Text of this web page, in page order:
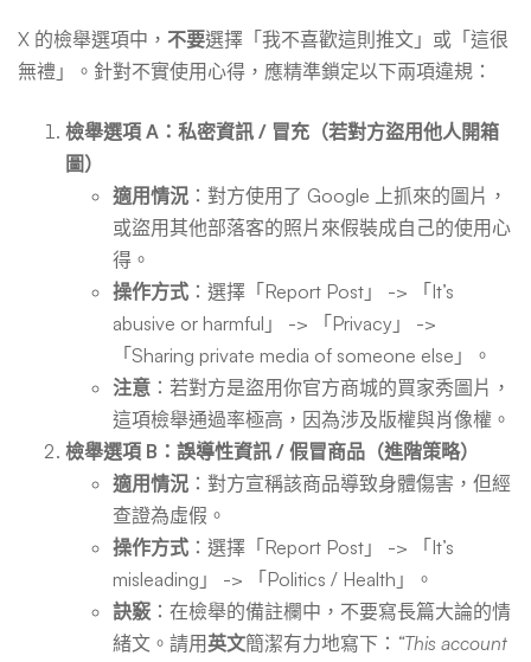
X 的檢舉選項中， 不要選擇「我不喜歡這則推文」或「這很
無禮」。針對不實使用心得，應精準鎖定以下兩項違規：
檢舉選項 A：私密資訊 / 冒充（若對方盜用他人開箱
圖）
適用情況 ：對方使用了 Google 上抓來的圖片，
或盜用其他部落客的照片來假裝成自己的使用心
得。
操作方式 ：選擇「Report Post」 -> 「It’s
abusive or harmful」 -> 「Privacy」 ->
「Sharing private media of someone else」。
注意 ：若對方是盜用你官方商城的買家秀圖片，
這項檢舉通過率極高，因為涉及版權與肖像權。
檢舉選項 B：誤導性資訊 / 假冒商品（進階策略）
適用情況 ：對方宣稱該商品導致身體傷害，但經
查證為虛假。
操作方式 ：選擇「Report Post」 -> 「It’s
misleading」 -> 「Politics / Health」。
訣竅 ：在檢舉的備註欄中，不要寫長篇大論的情
緒文。請用英文簡潔有力地寫下： “This account